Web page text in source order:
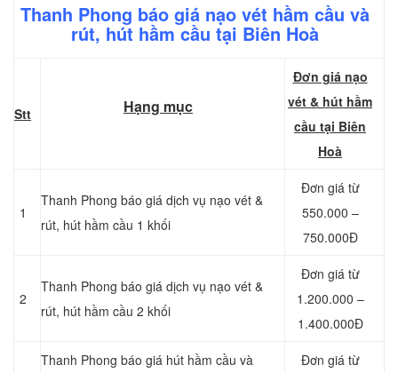
Thanh Phong báo giá nạo vét hầm cầu và
rút, hút hầm cầu tại Biên Hoà
Stt Hạng mục
Đơn giá nạo
vét & hút hầm
cầu tại Biên
Hoà
1
Thanh Phong báo giá dịch vụ nạo vét &
rút, hút hầm cầu 1 khối
Đơn giá từ
550.000 –
750.000Đ
2
Thanh Phong báo giá dịch vụ nạo vét &
rút, hút hầm cầu 2 khối
Đơn giá từ
1.200.000 –
1.400.000Đ
Thanh Phong báo giá hút hầm cầu và
Đơn giá từ